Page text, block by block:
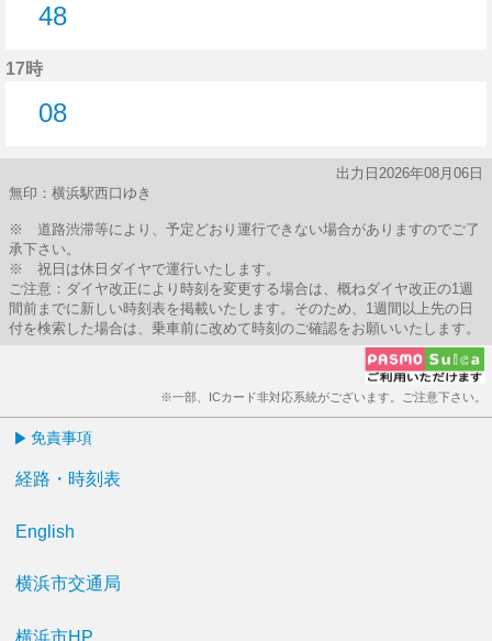
48
17時
08
出力日2026年08月06日
無印：横浜駅西口ゆき
※ 道路渋滞等により、予定どおり運行できない場合がありますのでご了
承下さい。
※ 祝日は休日ダイヤで運行いたします。
ご注意：ダイヤ改正により時刻を変更する場合は、概ねダイヤ改正の1週
間前までに新しい時刻表を掲載いたします。そのため、1週間以上先の日
付を検索した場合は、乗車前に改めて時刻のご確認をお願いいたします。
※一部、ICカード非対応系統がございます。ご注意下さい。
免責事項
経路・時刻表
English
横浜市交通局
横浜市HP